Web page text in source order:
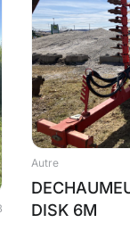
Autre
DISK 6M